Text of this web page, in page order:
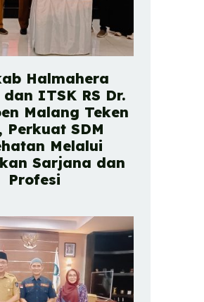
Halmahera
ITSK RS Dr.
Malang Teken
Perkuat SDM
Melalui
Sarjana dan
Profesi